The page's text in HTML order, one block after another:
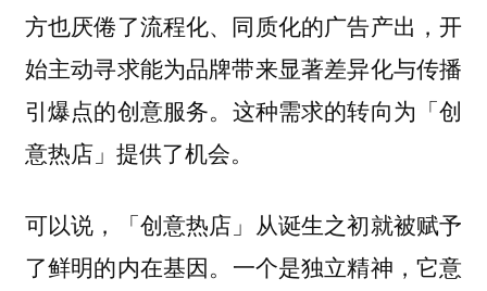
方也厌倦了流程化、同质化的广告产出，开
始主动寻求能为品牌带来显著差异化与传播
引爆点的创意服务。这种需求的转向为「创
意热店」提供了机会。
可以说，「创意热店」从诞生之初就被赋予
了鲜明的内在基因。 一个是独立精神 ，它意